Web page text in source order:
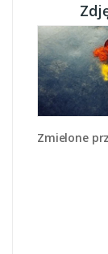
Zmielone przyprawy w